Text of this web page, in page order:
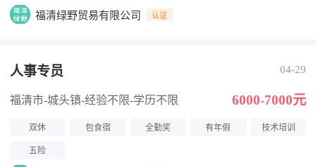
福清绿野贸易有限公司 认证
人事专员 04-29
福清市-城头镇-经验不限-学历不限 6000-7000元
双休 包食宿 全勤奖 有年假 技术培训
五险